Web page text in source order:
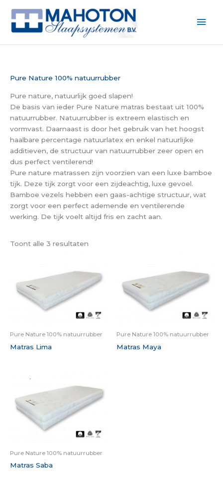
Pure Nature 100% natuurrubber
Pure nature, natuurlijk goed slapen!
De basis van ieder Pure Nature matras bestaat uit 100%
natuurrubber. Natuurrubber is extreem elastisch en
vormvast. Daarnaast is door het gebruik van het hoogst
haalbare percentage natuurlatex en enkel natuurlijke
additieven, de structuur van natuurrubber zeer open en
dus perfect ventilerend!
Pure nature matrassen zijn voorzien van een luxe bamboe
tijk. Deze tijk zorgt voor een zijdeachtig, luxe gevoel.
Bamboe vezels hebben een gaas-achtige structuur, wat
zorgt voor een perfect ademende en ventilerende
werking. De tijk voelt altijd fris en zacht aan.
Toont alle 3 resultaten
Pure Nature 100% natuurrubber
Matras Lima
Pure Nature 100% natuurrubber
Matras Maya
Pure Nature 100% natuurrubber
Matras Saba